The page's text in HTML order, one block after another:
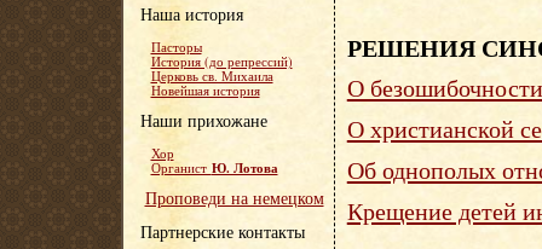
РЕШЕНИЯ
О
О христианской
Об однополых
Крещение детей
Наша история
Пасторы
История (до репрессий)
Церковь св. Михаила
Новейшая история
Наши прихожане
Хор
Органист Ю. Лотова
Проповеди на немецком
Партнерские контакты